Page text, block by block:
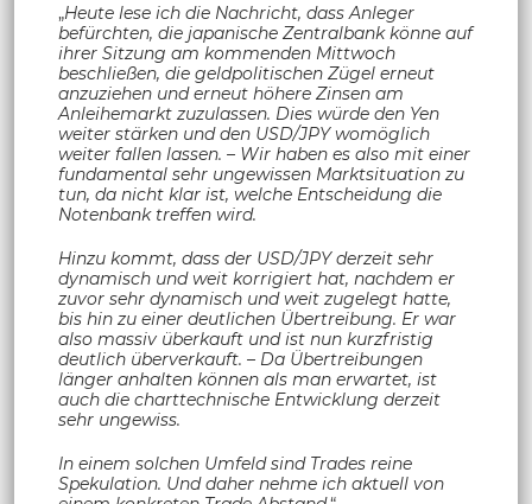
„Heute lese ich die Nachricht, dass Anleger
befürchten, die japanische Zentralbank könne auf
ihrer Sitzung am kommenden Mittwoch
beschließen, die geldpolitischen Zügel erneut
anzuziehen und erneut höhere Zinsen am
Anleihemarkt zuzulassen. Dies würde den Yen
weiter stärken und den USD/JPY womöglich
weiter fallen lassen. – Wir haben es also mit einer
fundamental sehr ungewissen Marktsituation zu
tun, da nicht klar ist, welche Entscheidung die
Notenbank treffen wird.
Hinzu kommt, dass der USD/JPY derzeit sehr
dynamisch und weit korrigiert hat, nachdem er
zuvor sehr dynamisch und weit zugelegt hatte,
bis hin zu einer deutlichen Übertreibung. Er war
also massiv überkauft und ist nun kurzfristig
deutlich überverkauft. – Da Übertreibungen
länger anhalten können als man erwartet, ist
auch die charttechnische Entwicklung derzeit
sehr ungewiss.
In einem solchen Umfeld sind Trades reine
Spekulation. Und daher nehme ich aktuell von